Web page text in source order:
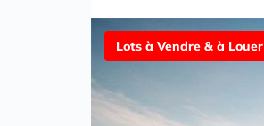
Lots à Vendre & à Louer